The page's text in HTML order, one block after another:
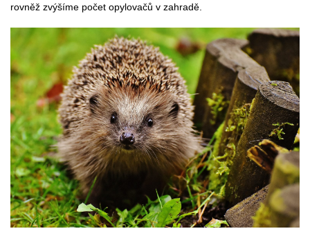
rovněž zvýšíme počet opylovačů v zahradě.